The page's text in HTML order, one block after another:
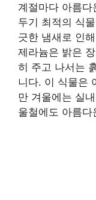
계절마다 아름
두기 최적의 식
긋한 냄새로 인
제라늄은 밝은
히 주고 나서는
니다. 이 식물은
만 겨울에는 실
울철에도 아름